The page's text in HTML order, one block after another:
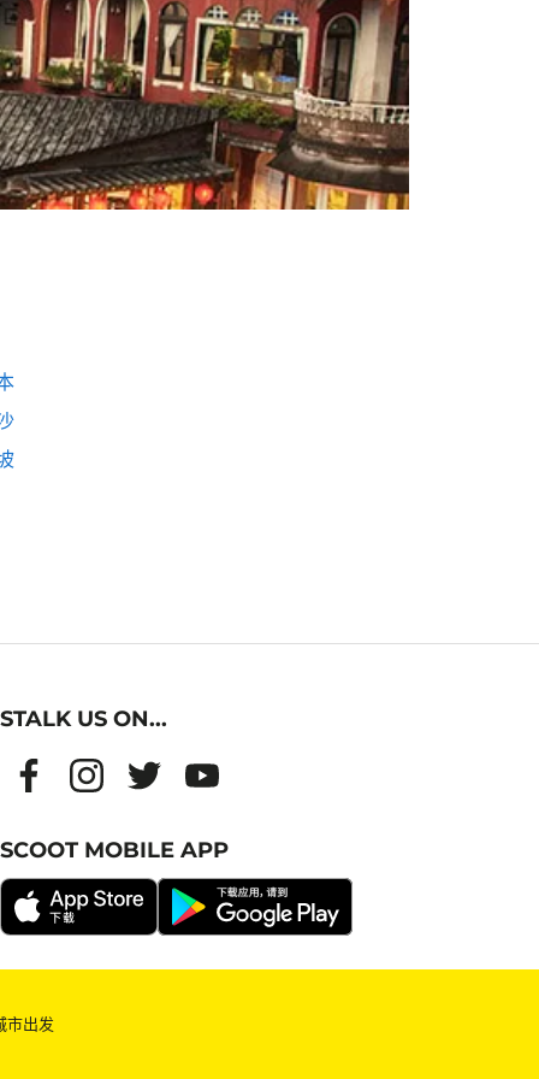
STALK US ON...
SCOOT MOBILE APP
市出发